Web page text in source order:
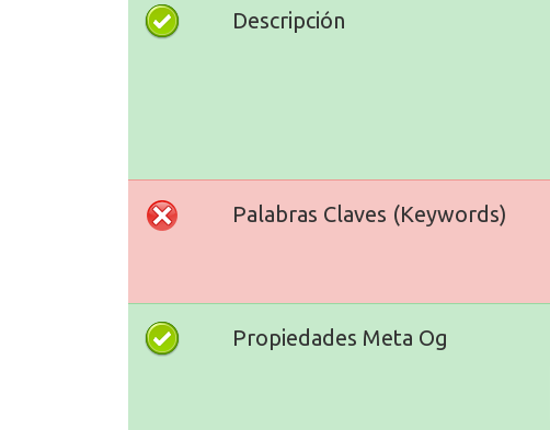
Descripción
Palabras Claves (Keywords)
Propiedades Meta Og